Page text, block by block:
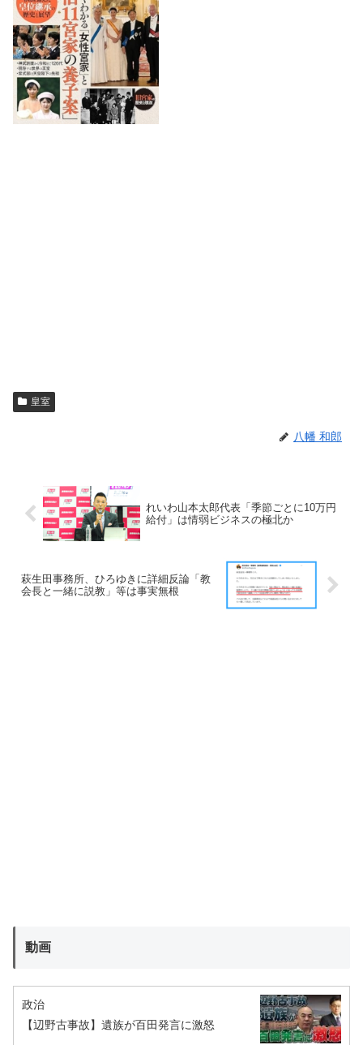
皇室
八幡 和郎
れいわ山本太郎代表「季節ごとに10万円
給付」は情弱ビジネスの極北か
萩生田事務所、ひろゆきに詳細反論「教
会長と一緒に説教」等は事実無根
動画
政治
【辺野古事故】遺族が百田発言に激怒